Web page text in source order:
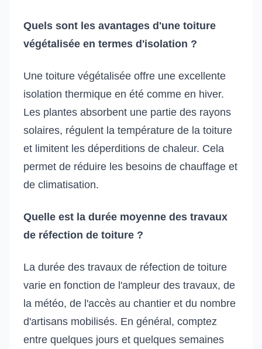
Quels sont les avantages d'une toiture
végétalisée en termes d'isolation ?
Une toiture végétalisée offre une excellente
isolation thermique en été comme en hiver.
Les plantes absorbent une partie des rayons
solaires, régulent la température de la toiture
et limitent les déperditions de chaleur. Cela
permet de réduire les besoins de chauffage et
de climatisation.
Quelle est la durée moyenne des travaux
de réfection de toiture ?
La durée des travaux de réfection de toiture
varie en fonction de l'ampleur des travaux, de
la météo, de l'accès au chantier et du nombre
d'artisans mobilisés. En général, comptez
entre quelques jours et quelques semaines